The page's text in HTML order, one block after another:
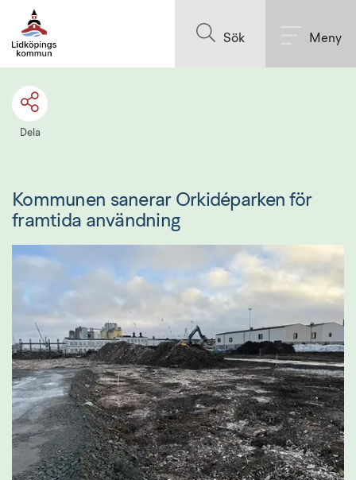
Sök Meny
Dela
Kommunen sanerar Orkidéparken för
framtida användning